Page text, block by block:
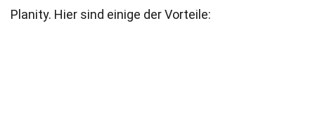
Planity. Hier sind einige der Vorteile: